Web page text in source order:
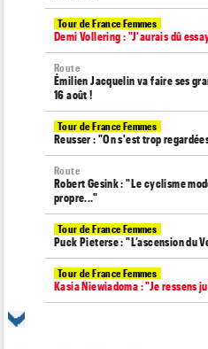
Tour de France Femmes
Demi Vollering : "J'aurais dû
Route
Émilien Jacquelin va faire ses
16 août !
Tour de France Femmes
Reusser : "On s'est trop
Route
Robert Gesink : "Le cyclisme
propre..."
Tour de France Femmes
Puck Pieterse : "L’ascension du
Tour de France Femmes
Kasia Niewiadoma : "Je ressens